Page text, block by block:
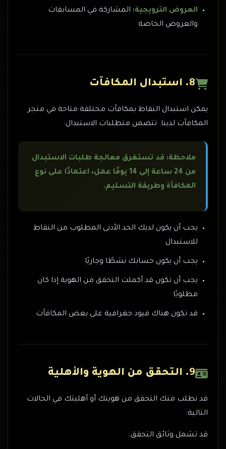
العروض الترويجية: المشاركة في المسابقات
والعروض الخاصة
8. استبدال المكافآت
يمكن استبدال النقاط بمكافآت مختلفة متاحة في متجر
المكافآت لدينا. تتضمن متطلبات الاستبدال:
ملاحظة: قد تستغرق معالجة طلبات الاستبدال
من 24 ساعة إلى 14 يومًا عمل، اعتمادًا على نوع
المكافأة وطريقة التسليم.
يجب أن يكون لديك الحد الأدنى المطلوب من النقاط
للاستبدال
يجب أن يكون حسابك نشطًا وجاريًا
يجب أن تكون قد أكملت التحقق من الهوية إذا كان
مطلوبًا
قد تكون هناك قيود جغرافية على بعض المكافآت
9. التحقق من الهوية والأهلية
قد نطلب منك التحقق من هويتك أو أهليتك في الحالات
التالية:
قد تشمل وثائق التحقق: